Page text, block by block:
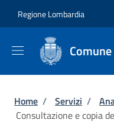
Regione Lombardia
Briciole di
Home / Servizi /
Consultazione e copia